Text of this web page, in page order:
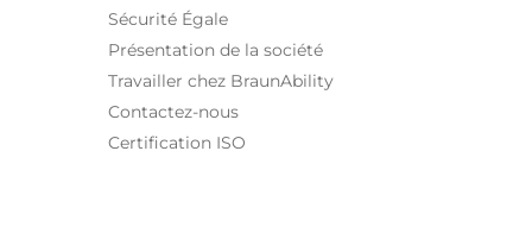
Sécurité Égale
Présentation de la société
Travailler chez BraunAbility
Contactez-nous
Certification ISO